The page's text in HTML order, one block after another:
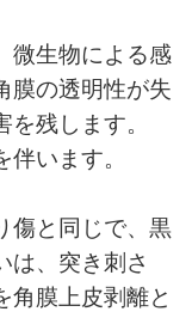
微生物による感
膜の透明性が失
残します。
います。
傷と同じで、黒
は、突き刺さ
角膜上皮剥離と